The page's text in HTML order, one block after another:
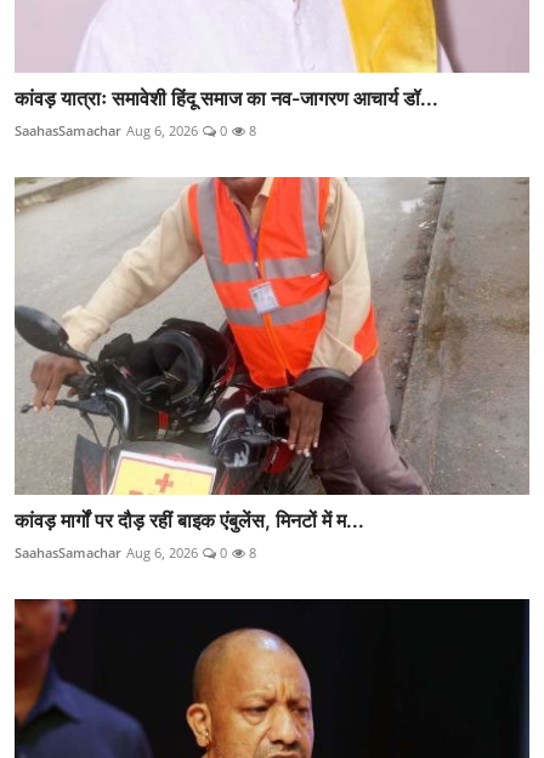
कांवड़ यात्राः समावेशी हिंदू समाज का नव-जागरण आचार्य डॉ...
SaahasSamachar Aug 6, 2026 0 8
कांवड़ मार्गों पर दौड़ रहीं बाइक एंबुलेंस, मिनटों में म...
SaahasSamachar Aug 6, 2026 0 8